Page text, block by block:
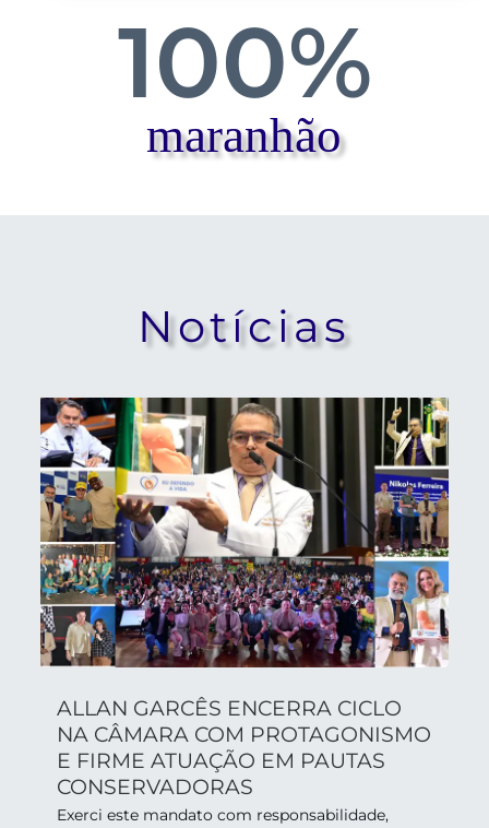
100%
maranhão
Notícias
ALLAN GARCÊS ENCERRA CICLO
NA CÂMARA COM PROTAGONISMO
E FIRME ATUAÇÃO EM PAUTAS
CONSERVADORAS
Exerci este mandato com responsabilidade,